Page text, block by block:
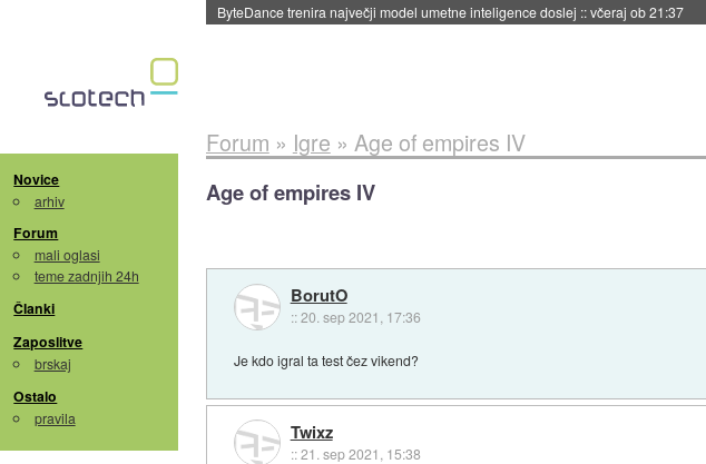
Spletne strani začele streči oglase za agente umetne inteligence::včeraj ob 21:23
Novice
arhiv
Forum
mali oglasi
teme zadnjih 24h
Članki
Zaposlitve
brskaj
Ostalo
pravila
Forum » Igre » Age of empires IV
Age of empires IV
BorutO
::20. sep 2021, 17:36
Je kdo igral ta test čez vikend?
Twixz
::21. sep 2021, 15:38